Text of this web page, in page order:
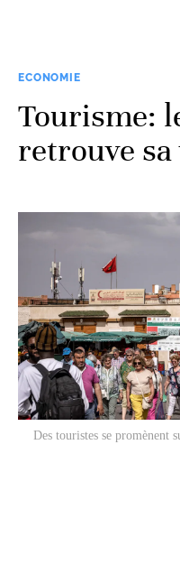
ECONOMIE
Tourisme:
retrouve
Des touristes se promènent